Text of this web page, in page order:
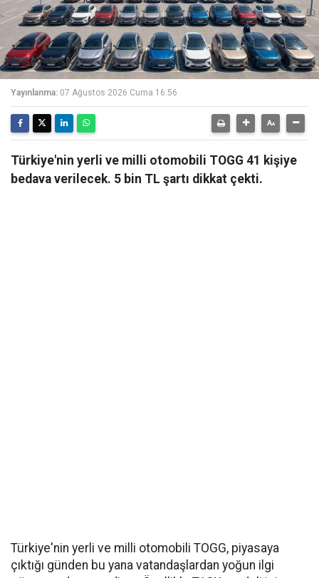
Yayınlanma: 07 Ağustos 2026 Cuma 16:56
Türkiye'nin yerli ve milli otomobili TOGG 41 kişiye
bedava verilecek. 5 bin TL şartı dikkat çekti.
Türkiye'nin yerli ve milli otomobili TOGG, piyasaya
çıktığı günden bu yana vatandaşlardan yoğun ilgi